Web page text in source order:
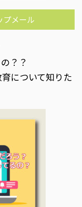
プメール
？？
について知りた